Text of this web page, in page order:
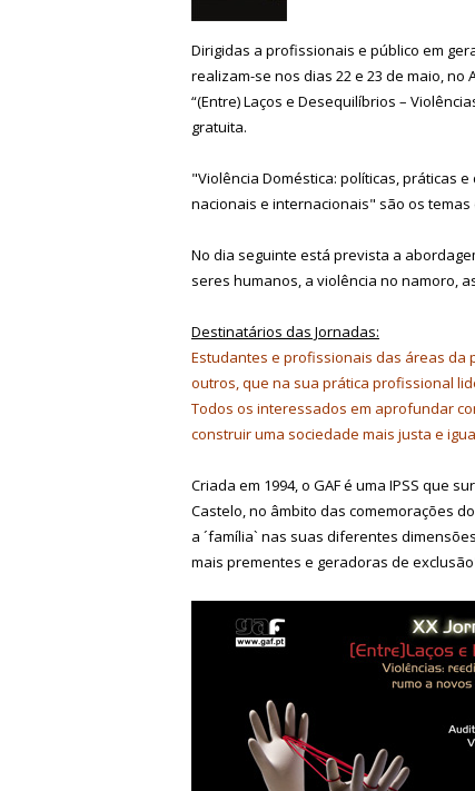
Dirigidas a profissionais e público em
realizam-se nos dias 22 e 23 de maio, no
“(Entre) Laços e Desequilíbrios –
gratuita.
"Violência Doméstica: políticas, práticas
nacionais e internacionais" são os
No dia seguinte está prevista a
seres humanos, a violência no namoro,
Destinatários das Jornadas:
Estudantes e profissionais das áreas da
outros, que na sua prática profissional
Todos os interessados em aprofundar
construir uma sociedade mais justa e
Criada em 1994, o GAF é uma IPSS que
Castelo, no âmbito das comemorações
a ´família` nas suas diferentes
mais prementes e geradoras de